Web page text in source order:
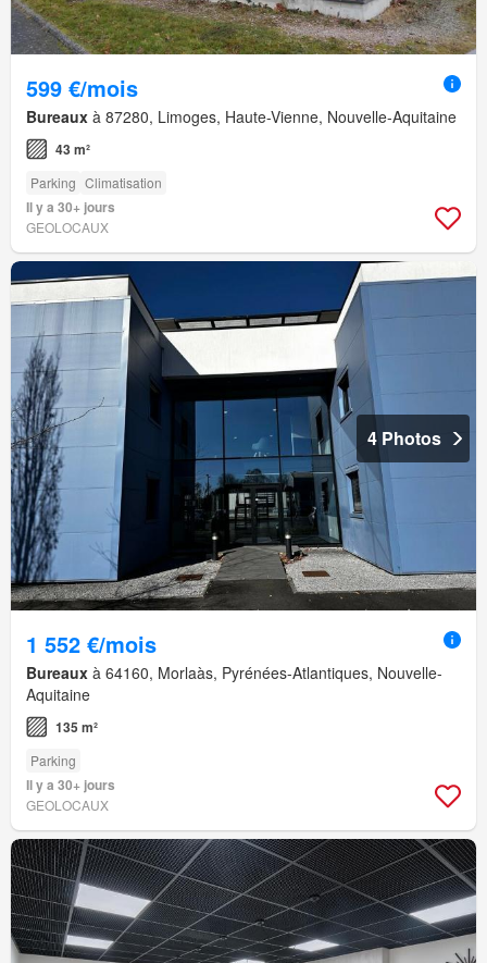
599 €/mois
Bureaux à 87280, Limoges, Haute-Vienne, Nouvelle-Aquitaine
43 m²
Parking Climatisation
Il y a 30+ jours
GEOLOCAUX
4 Photos
1 552 €/mois
Bureaux à 64160, Morlaàs, Pyrénées-Atlantiques, Nouvelle-
Aquitaine
135 m²
Parking
Il y a 30+ jours
GEOLOCAUX